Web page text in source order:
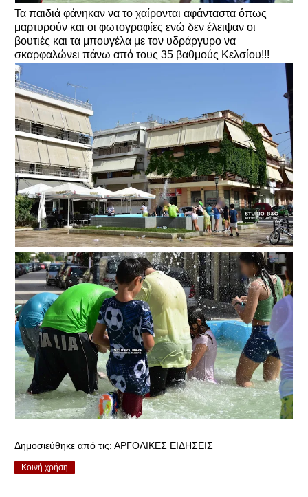
Τα παιδιά φάνηκαν να το χαίρονται αφάνταστα όπως
μαρτυρούν και οι φωτογραφίες ενώ δεν έλειψαν οι
βουτιές και τα μπουγέλα με τον υδράργυρο να
σκαρφαλώνει πάνω από τους 35 βαθμούς Κελσίου!!!
Δημοσιεύθηκε από τις: ΑΡΓΟΛΙΚΕΣ ΕΙΔΗΣΕΙΣ
Κοινή χρήση